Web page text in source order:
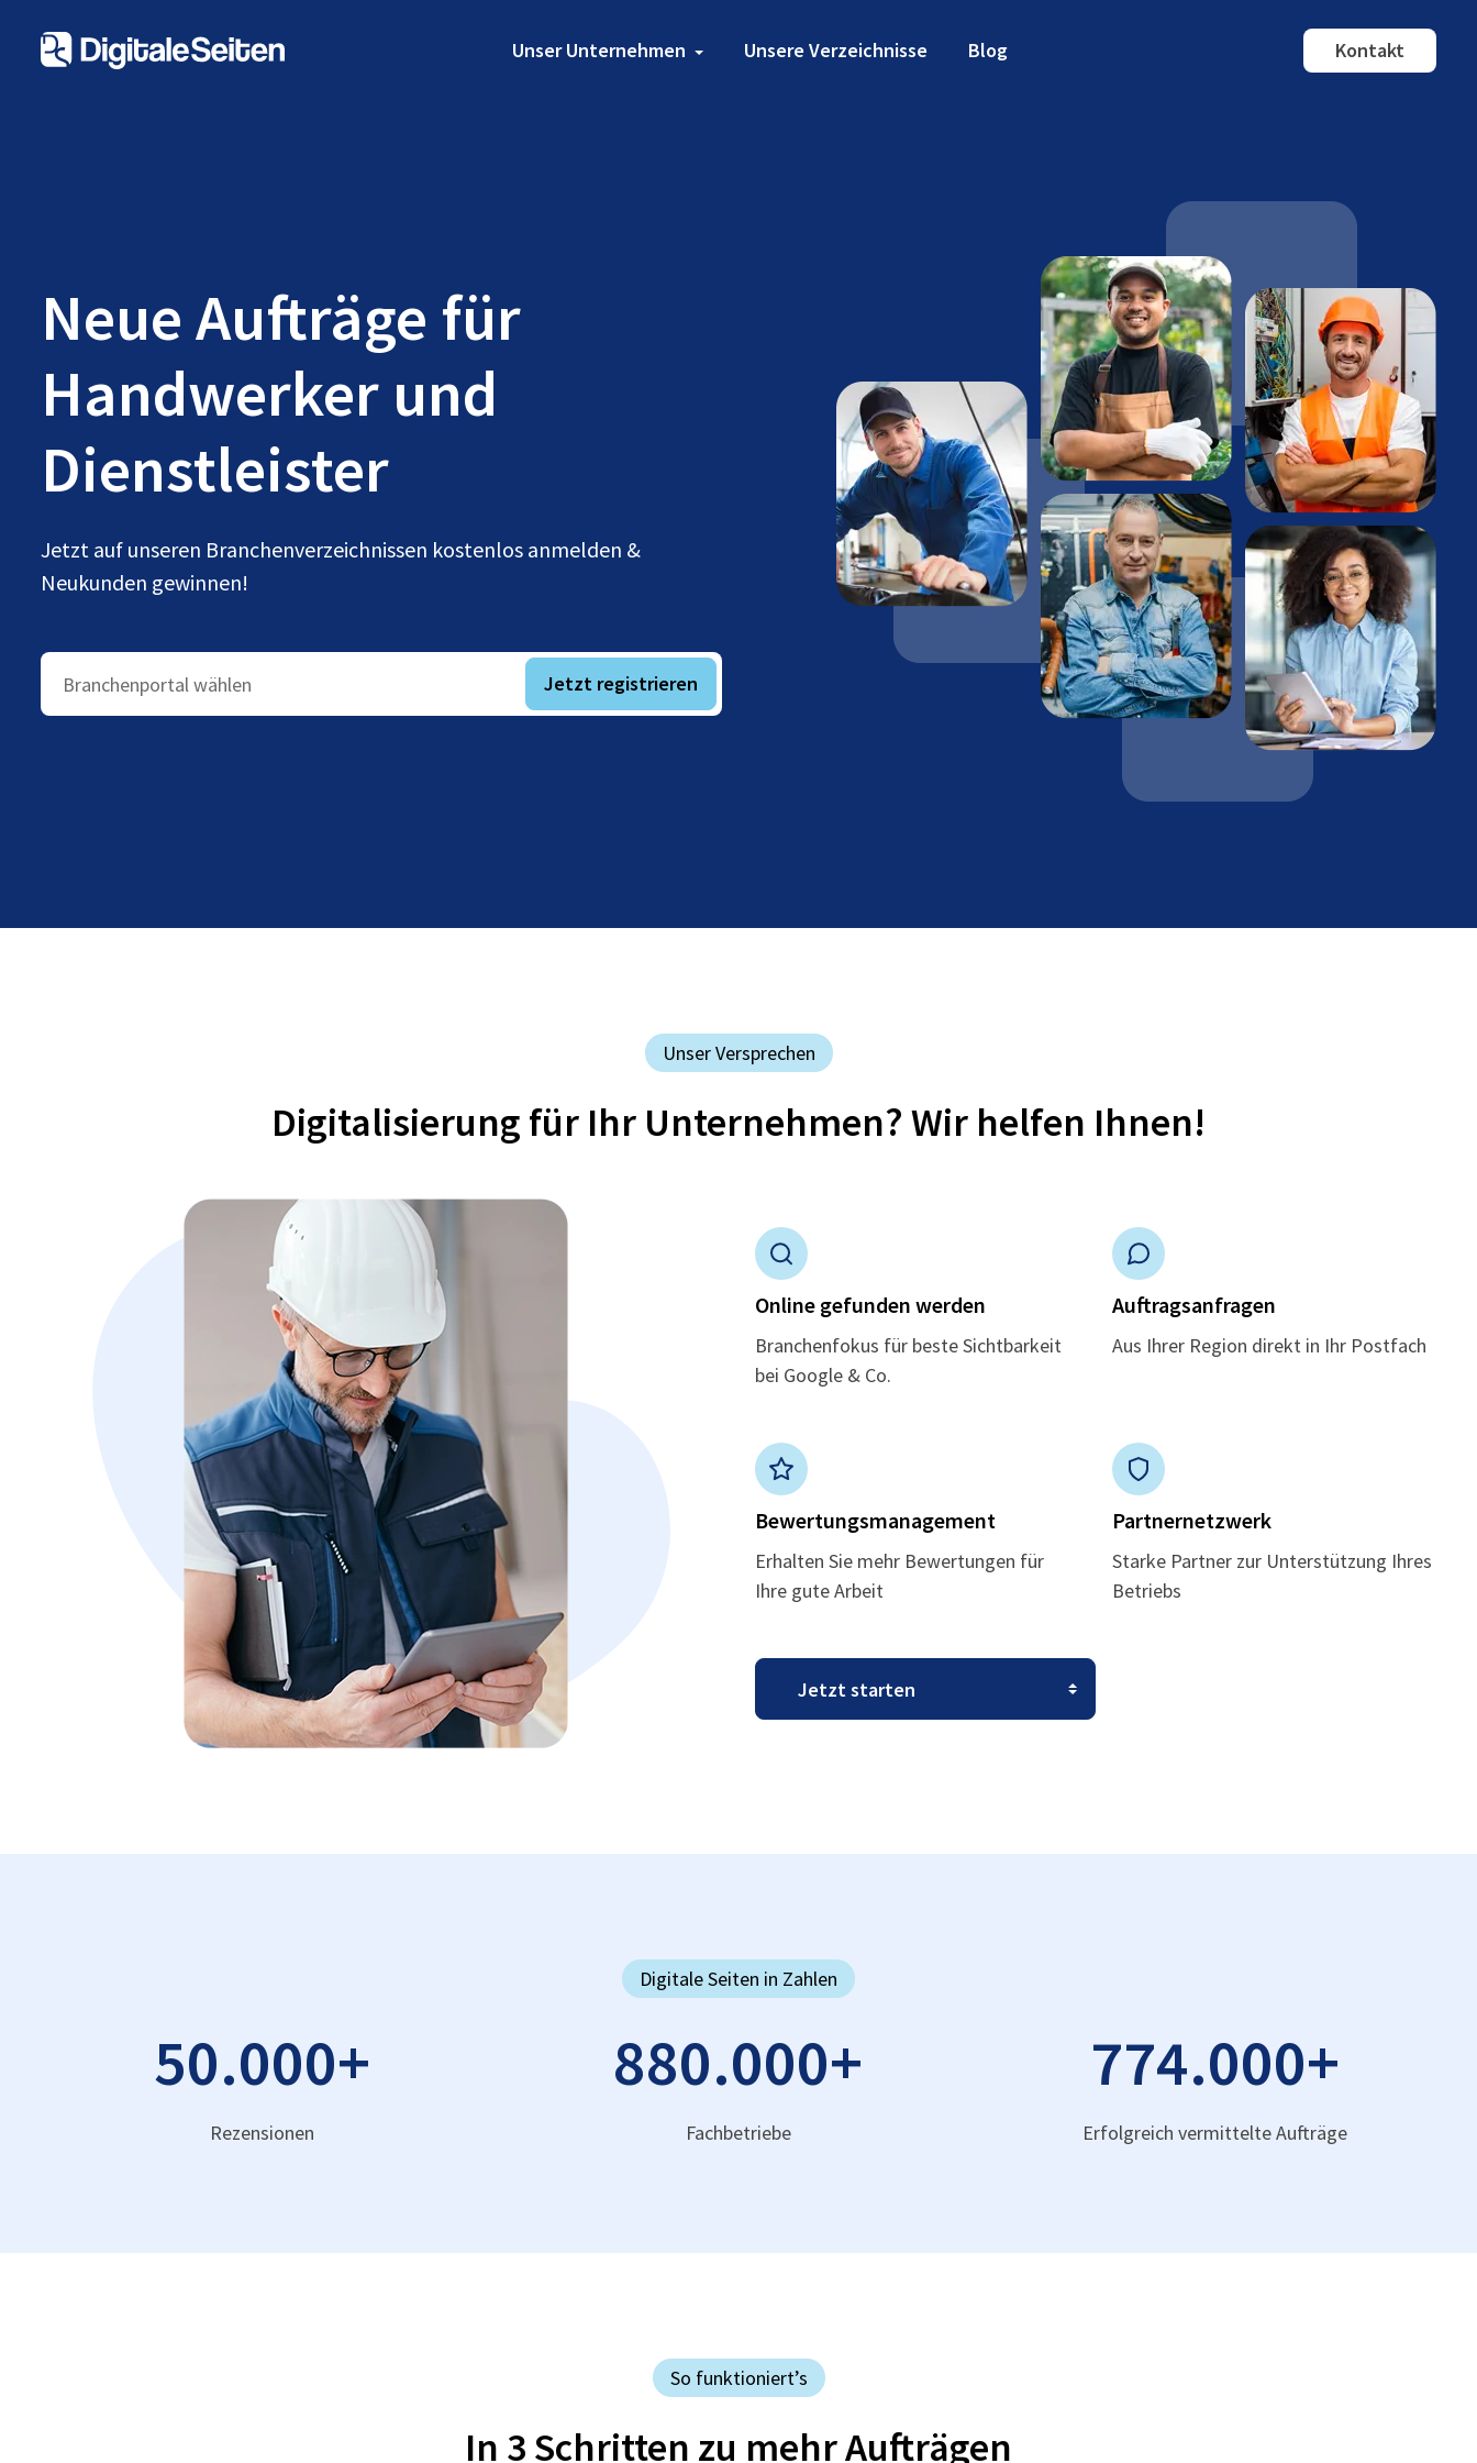
Unser Unternehmen Unsere Verzeichnisse Blog Kontakt
Neue Aufträge für
Handwerker und
Dienstleister
Jetzt auf unseren Branchenverzeichnissen kostenlos anmelden &
Neukunden gewinnen!
Branchenportal wählen Jetzt registrieren
Unser Versprechen
Digitalisierung für Ihr Unternehmen? Wir helfen Ihnen!
Online gefunden werden
Branchenfokus für beste Sichtbarkeit
bei Google & Co.
Auftragsanfragen
Aus Ihrer Region direkt in Ihr Postfach
Bewertungsmanagement
Erhalten Sie mehr Bewertungen für
Ihre gute Arbeit
Partnernetzwerk
Starke Partner zur Unterstützung Ihres
Betriebs
Digitale Seiten in Zahlen
50.000+
Rezensionen
880.000+
Fachbetriebe
774.000+
Erfolgreich vermittelte Aufträge
So funktioniert’s
In 3 Schritten zu mehr Aufträgen